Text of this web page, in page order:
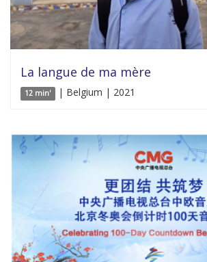
La langue de ma mère
12 min' | Belgium | 2021